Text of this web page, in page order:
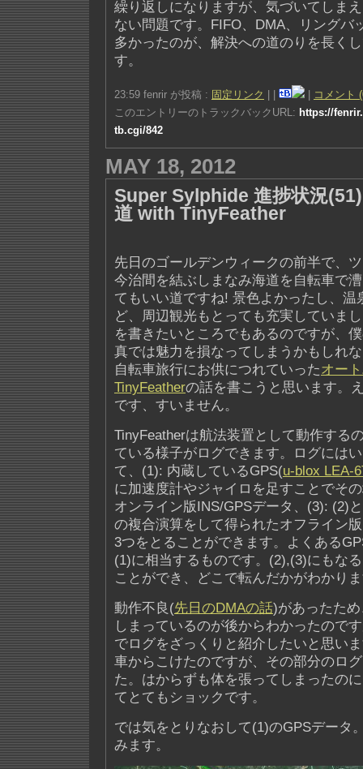
繰り返しになりますが、気づいてしま
ない問題です。FIFO、DMA、リングバ
多かったのが、解決への道のりを長く
す。
23:59 fenrir が投稿 : 固定リンク
コメント
このエントリーのトラックバックURL: https://
tb.cgi/842
MAY 18, 2012
Super Sylphide 進捗状況
道 with TinyFeather
先日のゴールデンウィークの前半で、
今治間を結ぶしまなみ海道を自転車で
てもいい道ですね! 景色よかったし、温
ど、周辺観光もとっても充実していま
を書きたいところでもあるのですが、
真では魅力を損なってしまうかもしれ
自転車旅行にお供につれていったオー
TinyFeatherの話を書こうと思います。
です、すいません。
TinyFeatherは航法装置として動作する
ている様子がログできます。ログには
て、(1): 内蔵しているGPS(u-blox LEA-
に加速度計やジャイロを足すことでそ
オンライン版INS/GPSデータ、(3): (2)
の複合演算をして得られたオフライン
3つをとることができます。よくある
(1)に相当するものです。(2),(3)にもな
ことができ、どこで転んだかがわかり
動作不良(先日のDMAの話)があったた
しまっているのが後からわかったので
でログをざっくりと紹介したいと思い
車からこけたのですが、その部分のロ
た。はからずも体を張ってしまったの
てとてもショックです。
では気をとりなおして(1)のGPSデータ
みます。